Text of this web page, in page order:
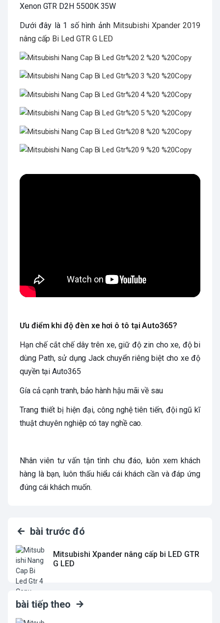
Xenon GTR D2H 5500K 35W
Dưới đây là 1 số hình ảnh Mitsubishi Xpander 2019
nâng cấp Bi Led GTR G LED
Ưu điểm khi độ đèn xe hơi ô tô tại Auto365?
Hạn chế cắt chế dây trên xe, giữ độ zin cho xe, độ bi
dùng Path, sử dụng Jack chuyển riêng biệt cho xe độ
quyền tại Auto365
Gía cả cạnh tranh, bảo hành hậu mãi về sau
Trang thiết bị hiện đại, công nghệ tiên tiến, đội ngũ kĩ
thuật chuyên nghiệp có tay nghề cao.
Nhân viên tư vấn tận tình chu đáo, luôn xem khách
hàng là bạn, luôn thấu hiểu cái khách cần và đáp ứng
đúng cái khách muốn.
bài trước đó
Mitsubishi Xpander nâng cấp bi LED GTR
G LED
bài tiếp theo